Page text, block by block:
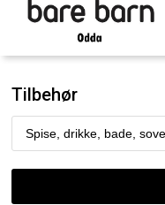
Tilbehør